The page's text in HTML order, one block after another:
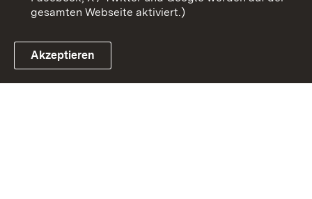
Link zum Landesportal
gesamten Webseite aktiviert.)
Akzeptieren